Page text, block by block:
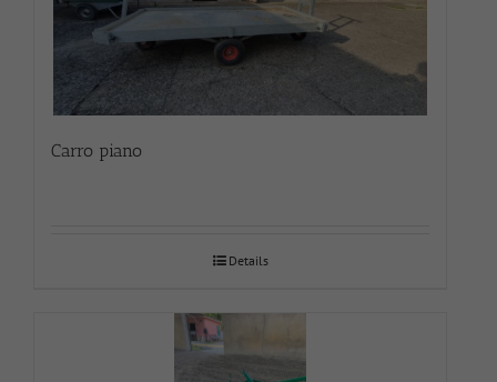
Carro piano
Details